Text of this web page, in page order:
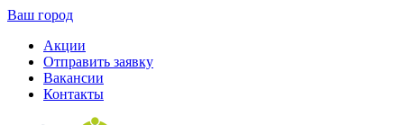
Ваш город
Акции
Отправить заявку
Вакансии
Контакты